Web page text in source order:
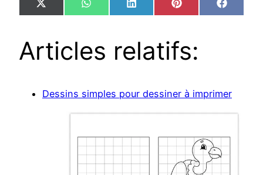
Share
on
X
(Twitter)
Share
on
WhatsAppShare
on
LinkedIn Share
on
Pinterest Share
on
Articles relatifs:
Dessins simples pour dessiner à imprimer